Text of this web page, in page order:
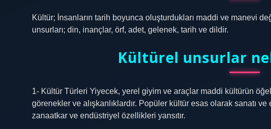
Kültür; İnsanların tarih boyunca oluşturdukları maddi ve manevi
unsurları; din, inançlar, örf, adet, gelenek, tarih ve dildir.
Kültürel unsurlar
1- Kültür Türleri Yiyecek, yerel giyim ve araçlar maddi kültürün
görenekler ve alışkanlıklardır. Popüler kültür esas olarak sanatı
zanaatkar ve endüstriyel özellikleri yansıtır.